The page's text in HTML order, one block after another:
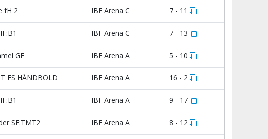
fH 2 IBF Arena C 7 - 11
IBF Arena C 7 - 13
GF IBF Arena A 5 - 10
FS HÅNDBOLD IBF Arena A 16 - 2
IBF Arena A 9 - 17
SF:TMT2 IBF Arena A 8 - 12